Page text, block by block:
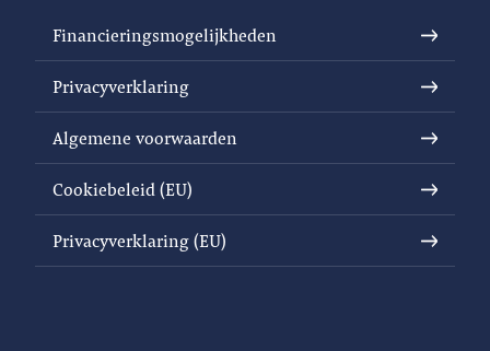
Financieringsmogelijkheden
Privacyverklaring
Algemene voorwaarden
Cookiebeleid (EU)
Privacyverklaring (EU)